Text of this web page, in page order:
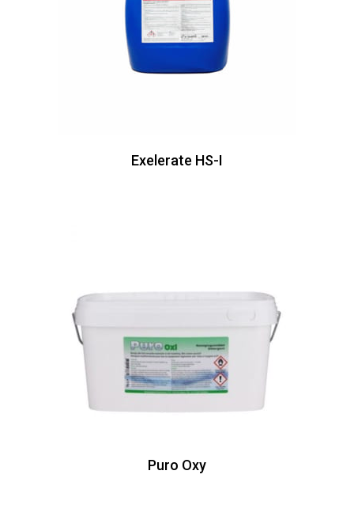
Exelerate HS-I
Puro Oxy